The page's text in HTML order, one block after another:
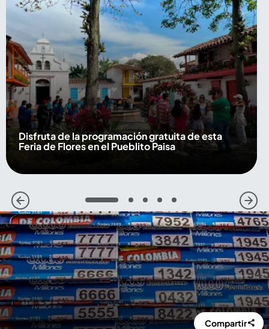
Disfruta de la programación gratuita de esta
Feria de Flores en el Pueblito Paisa
1 2 3 4 5
Compartir